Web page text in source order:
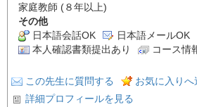
家庭教師 (８年以上)
その他
日本語会話OK
日本語メールOK
本人確認書類提出あり
コース情
この先生に質問する
お気に入りへ
詳細プロフィールを見る